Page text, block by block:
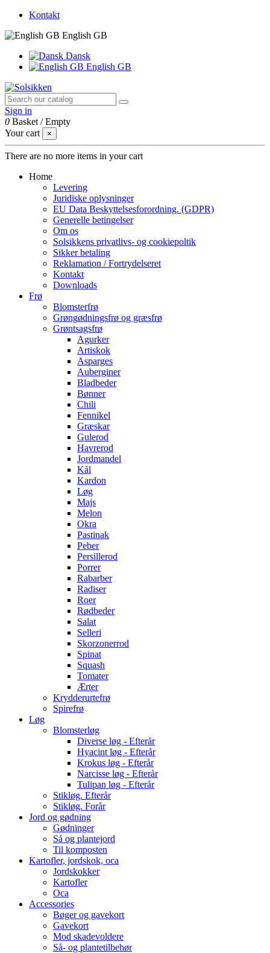
Kontakt
English GB
Dansk
English GB
Sign in
0 Basket /Empty
Your cart
×
There are no more items in your cart
Home
Levering
Juridiske oplysninger
EU Data Beskyttelsesforordning. (GDPR)
Generelle betingelser
Om os
Solsikkens privatlivs- og cookiepoltik
Sikker betaling
Reklamation / Fortrydelseret
Kontakt
Downloads
Frø
Blomsterfrø
Grøngødningsfrø og græsfrø
Grøntsagsfrø
Agurker
Artiskok
Asparges
Auberginer
Bladbeder
Bønner
Chili
Fennikel
Græskar
Gulerod
Havrerod
Jordmandel
Kål
Kardon
Løg
Majs
Melon
Okra
Pastinak
Peber
Persillerod
Porrer
Rabarber
Radiser
Roer
Rødbeder
Salat
Selleri
Skorzonerrod
Spinat
Squash
Tomater
Ærter
Krydderurtefrø
Spirefrø
Løg
Blomsterløg
Diverse løg - Efterår
Hyacint løg - Efterår
Krokus løg - Efterår
Narcisse løg - Efterår
Tulipan løg - Efterår
Stikløg. Efterår
Stikløg. Forår
Jord og gødning
Gødninger
Så og plantejord
Til komposten
Kartofler, jordskok, oca
Jordskokker
Kartofler
Oca
Accessories
Bøger og gavekort
Gavekort
Mod skadevoldere
Så- og plantetilbehør